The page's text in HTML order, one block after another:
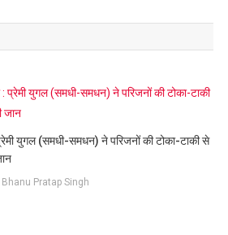
युगल (समधी-समधन) ने परिजनों की टोका-टाकी से
Bhanu Pratap Singh